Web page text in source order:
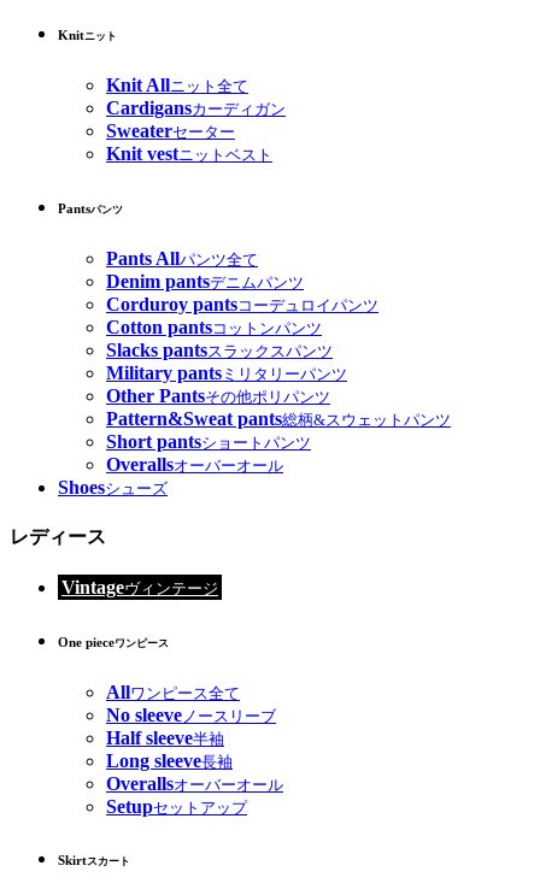
Knitニット
Knit Allニット全て
Cardigansカーディガン
Sweaterセーター
Knit vestニットベスト
Pantsパンツ
Pants Allパンツ全て
Denim pantsデニムパンツ
Corduroy pantsコーデュロイパンツ
Cotton pantsコットンパンツ
Slacks pantsスラックスパンツ
Military pants ミリタリーパンツ
Other Pantsその他ポリパンツ
Pattern&Sweat pants総柄&スウェットパンツ
Short pantsショートパンツ
Overallsオーバーオール
Shoesシューズ
レディース
Vintageヴィンテージ
One pieceワンピース
Allワンピース全て
No sleeve ノースリーブ
Half sleeve半袖
Long sleeve長袖
Overallsオーバーオール
Setupセットアップ
Skirtスカート